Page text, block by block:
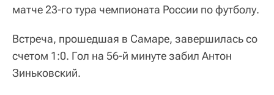
матче 23-го тура чемпионата России по футболу.
Встреча, прошедшая в Самаре, завершилась со
счетом 1:0. Гол на 56-й минуте забил Антон
Зиньковский.